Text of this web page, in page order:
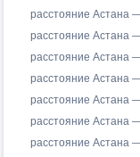
расстояние Астана
расстояние Астана
расстояние Астана
расстояние Астана
расстояние Астана
расстояние Астана
расстояние Астана